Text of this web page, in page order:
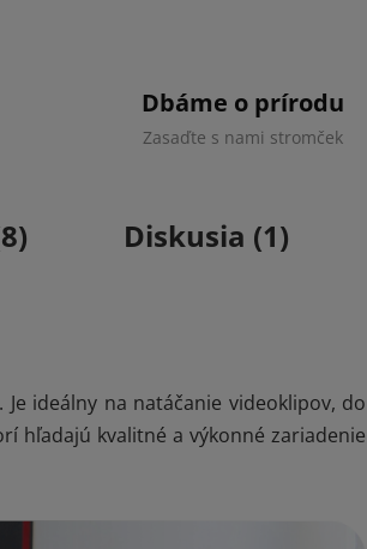
Dbáme o prírodu
Zasaďte s nami stromček
Diskusia (1)
. Je ideálny na natáčanie videoklipov, do
hľadajú kvalitné a výkonné zariadenie